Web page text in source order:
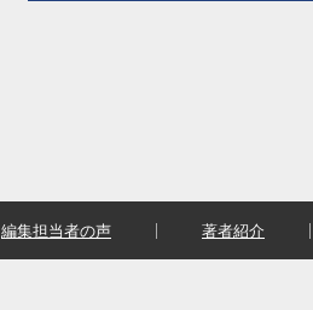
編集担当者の声 著者紹介